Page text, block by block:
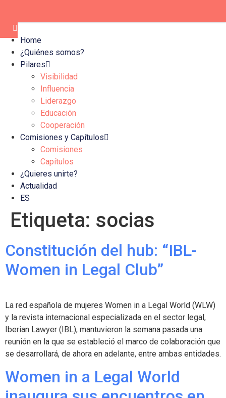
Home
¿Quiénes somos?
Pilares
Visibilidad
Influencia
Liderazgo
Educación
Cooperación
Comisiones y Capítulos
Comisiones
Capítulos
¿Quieres unirte?
Actualidad
ES
Etiqueta: socias
Constitución del hub: “IBL-
Women in Legal Club”
La red española de mujeres Women in a Legal World (WLW)
y la revista internacional especializada en el sector legal,
Iberian Lawyer (IBL), mantuvieron la semana pasada una
reunión en la que se estableció el marco de colaboración que
se desarrollará, de ahora en adelante, entre ambas entidades.
Women in a Legal World